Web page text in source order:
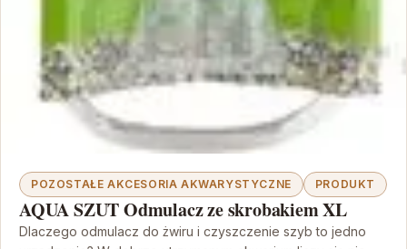
POZOSTAŁE AKCESORIA AKWARYSTYCZNE PRODUKT
AQUA SZUT Odmulacz ze skrobakiem XL
Dlaczego odmulacz do żwiru i czyszczenie szyb to jedno